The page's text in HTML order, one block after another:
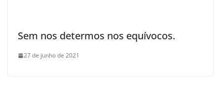
Sem nos determos nos equívocos.
27 de junho de 2021